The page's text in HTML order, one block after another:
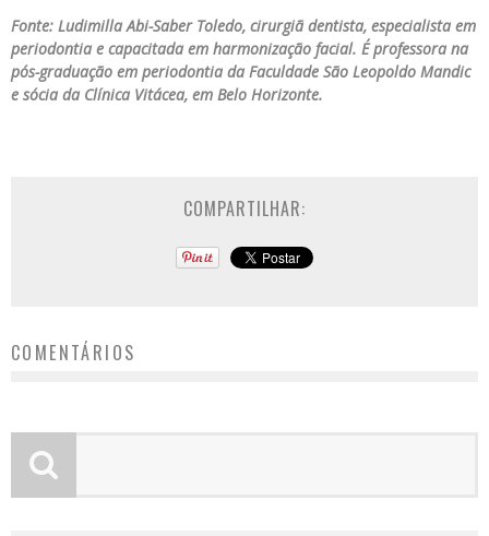
Fonte: Ludimilla Abi-Saber Toledo, cirurgiã dentista, especialista em
periodontia e capacitada em harmonização facial. É professora na
pós-graduação em periodontia da Faculdade São Leopoldo Mandic
e sócia da Clínica Vitácea, em Belo Horizonte.
COMPARTILHAR:
COMENTÁRIOS